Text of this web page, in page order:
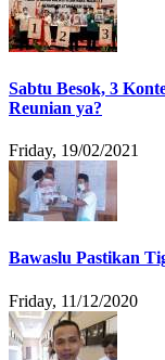
Sabtu Besok, 3
Reunian ya?
Friday, 19/02/2021
Bawaslu Pastikan
Friday, 11/12/2020